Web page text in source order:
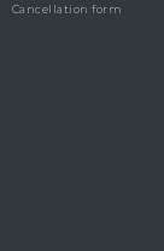
Cancellation form